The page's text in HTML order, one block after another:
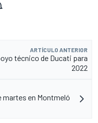
ARTÍCULO ANTERIOR
técnico de Ducati para
2022
martes en Montmeló